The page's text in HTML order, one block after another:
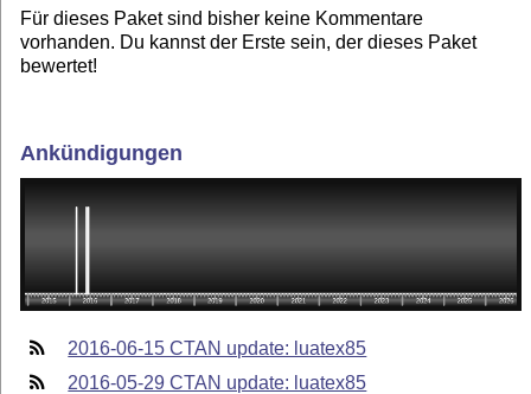
Für dieses Paket sind bisher keine Kommentare
vorhanden. Du kannst der Erste sein, der dieses Paket
bewertet!
Ankündigungen
2016-06-15 CTAN update: luatex85
2016-05-29 CTAN update: luatex85